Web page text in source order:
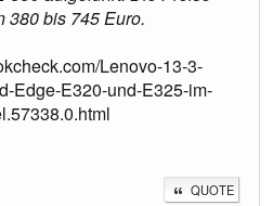
380 bis 745 Euro.
Lenovo-13-3-
Edge-E320-und-E325-im-
QUOTE